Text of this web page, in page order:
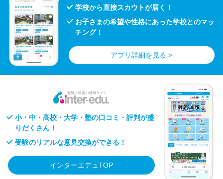
学校から直接スカウトが届く！
お子さまの希望や性格にあった学校とのマッ
チング！
アプリ詳細を見る >
小・中・高校・大学・塾の口コミ・評判が盛
りだくさん！
受験のリアルな意見交換ができる！
インターエデュTOP